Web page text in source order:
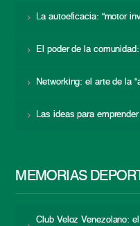
La autoeficacia: “motor
El poder de la
Networking: el arte de la
Las ideas para
MEMORIAS
Club Veloz Venezolano: